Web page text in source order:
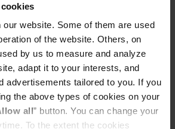
website. Some of them are used
of the website. Others, on
by us to measure and analyze
adapt it to your interests, and
advertisements tailored to you. If you
the above types of cookies on your
all” button. You can change your
To the extent the cookies
uszczelką łatwo się otwiera i
na jej szczycie zapewnia
pokrywka leży odwrócona do
280 × 157 × 210 mm